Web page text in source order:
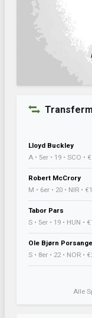
Lloyd Buckley
A • 5er • 19 • SCO •
Robert McCrory
M • 6er • 20 • NIR •
Tabor Pars
S • 5er • 19 • HUN •
Ole Bjørn
S • 8er • 22 • NOR •
Alle